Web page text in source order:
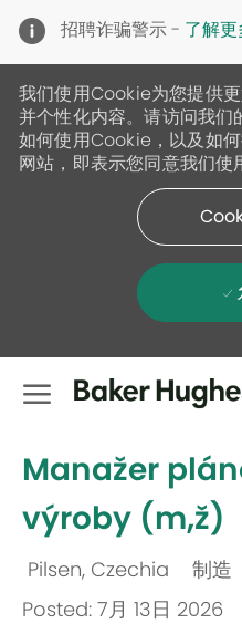
招聘诈骗警示 - 了解更
我们使用Cookie为您提供
并个性化内容。请访问我
如何使用Cookie，以及如
网站，即表示您同意我们使
Skip to
Manažer
výroby (m,ž)
Pilsen, Czechia 制造
Posted: 7月 13日 2026